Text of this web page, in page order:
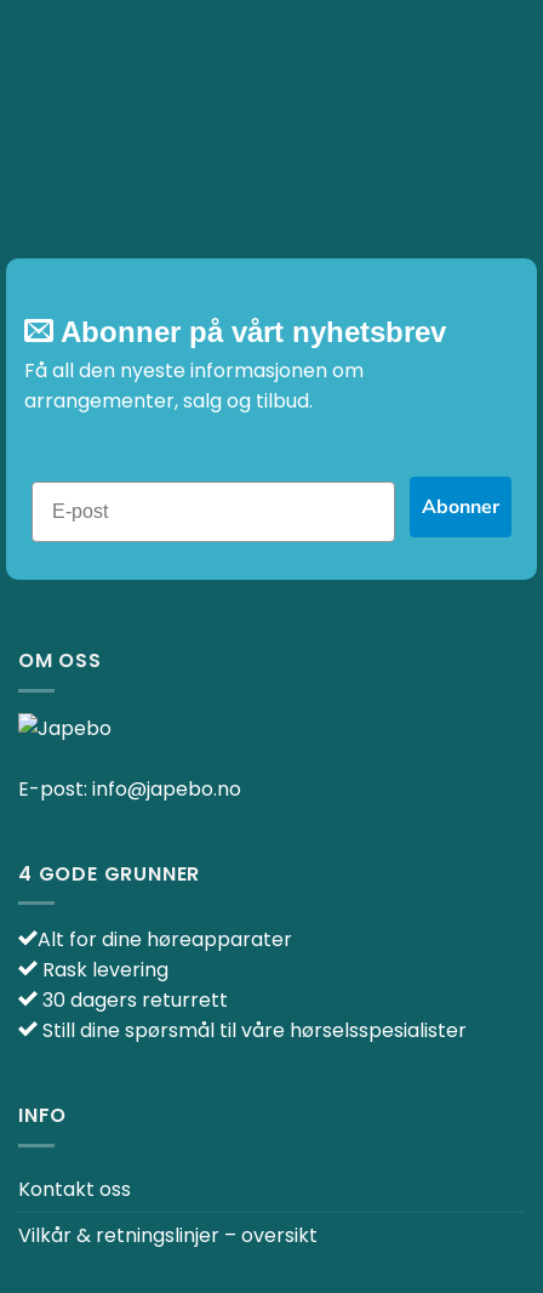
Abonner på vårt nyhetsbrev
Få all den nyeste informasjonen om
arrangementer, salg og tilbud.
Abonner
OM OSS
E-post: info@japebo.no
4 GODE GRUNNER
Alt for dine høreapparater
Rask levering
30 dagers returrett
Still dine spørsmål til våre hørselsspesialister
INFO
Kontakt oss
Vilkår & retningslinjer – oversikt